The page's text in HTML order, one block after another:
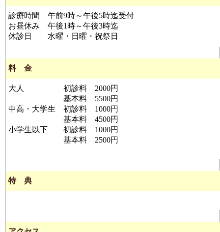
診療時間 午前9時～午後5時迄受付
お昼休み 午後1時～午後3時迄
休診日 水曜・日曜・祝祭日
料 金
大人 初診料 2000円
基本料 5500円
中高・大学生 初診料 1000円
基本料 4500円
小学生以下 初診料 1000円
基本料 2500円
特 典